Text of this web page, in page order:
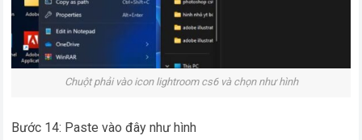
Chuột phải vào icon lightroom cs6 và chọn như hình
Bước 14: Paste vào đây như hình